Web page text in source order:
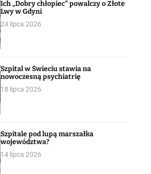
Ich „Dobry chłopiec” powalczy o Złote
Lwy w Gdyni
24 lipca 2026
Szpital w Świeciu stawia na
nowoczesną psychiatrię
18 lipca 2026
Szpitale pod lupą marszałka
województwa?
14 lipca 2026